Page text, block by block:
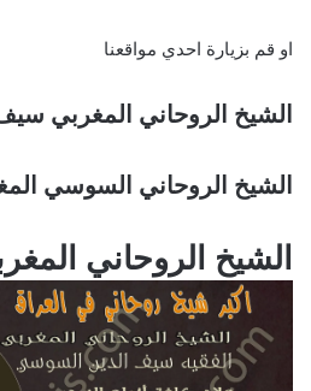
او قم بزيارة احدي مواقعنا
الشيخ الروحاني المغربي
الشيخ الروحاني السوسي
الشيخ الروحاني